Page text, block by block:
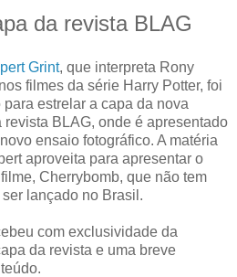
da revista BLAG
Grint, que interpreta Rony
filmes da série Harry Potter, foi
estrelar a capa da nova
revista BLAG, onde é apresentado
ensaio fotográfico. A matéria
aproveita para apresentar o
Cherrybomb, que não tem
lançado no Brasil.
com exclusividade da
da revista e uma breve